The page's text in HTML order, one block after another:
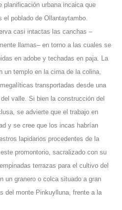
planificación urbana incaica que
poblado de Ollantaytambo.
casi intactas las canchas –
llamas– en torno a las cuales se
en adobe y techadas en paja. La
un templo en la cima de la colina,
transportadas desde una
valle. Si bien la construcción del
se advierte que el trabajo en
y se cree que los incas habrían
lapidarios procedentes de la
promontorio, sacralizado con su
terrazas para el cultivo del
un granero o colca situado a gran
del monte Pinkuylluna, frente a la